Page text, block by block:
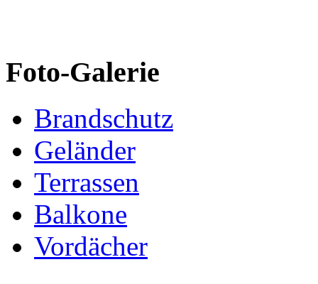
Foto-Galerie
Brandschutz
Geländer
Terrassen
Balkone
Vordächer